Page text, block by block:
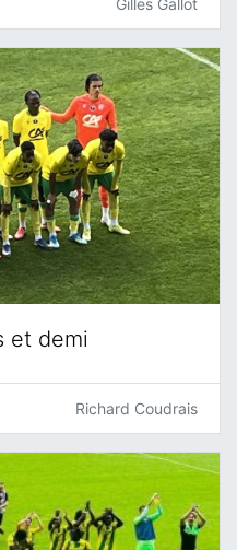
Gilles Gallot
et demi
Richard Coudrais